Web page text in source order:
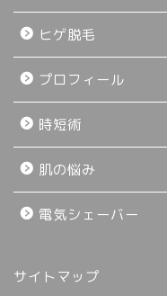
ヒゲ脱毛
プロフィール
時短術
肌の悩み
電気シェーバー
サイトマップ